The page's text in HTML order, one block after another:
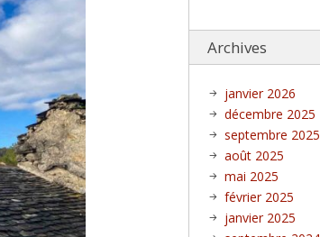
Archives
janvier 2026
décembre 2025
septembre 2025
août 2025
mai 2025
février 2025
janvier 2025